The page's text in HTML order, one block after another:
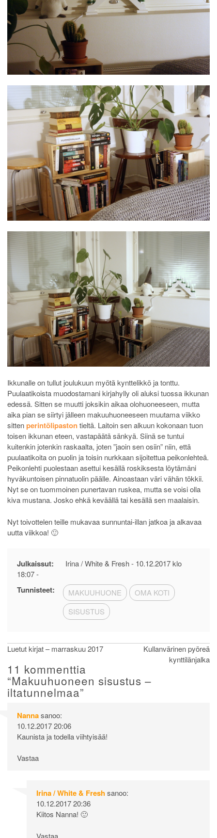
Ikkunalle on tullut joulukuun myötä kynttelikkö ja tonttu.
Puulaatikoista muodostamani kirjahylly oli aluksi tuossa ikkunan
edessä. Sitten se muutti joksikin aikaa olohuoneeseen, mutta
aika pian se siirtyi jälleen makuuhuoneeseen muutama viikko
sittenperintölipastontieltä. Laitoin sen alkuun kokonaan tuon
toisen ikkunan eteen, vastapäätä sänkyä. Siinä se tuntui
kuitenkin jotenkin raskaalta, joten ”jaoin sen osiin” niin, että
puulaatikoita on puolin ja toisin nurkkaan sijoitettua peikonlehteä.
Peikonlehti puolestaan asettui kesällä roskiksesta löytämäni
hyväkuntoisen pinnatuolin päälle. Ainoastaan väri vähän tökkii.
Nyt se on tuommoinen punertavan ruskea, mutta se voisi olla
kiva mustana. Josko ehkä keväällä tai kesällä sen maalaisin.
Nyt toivottelen teille mukavaa sunnuntai-illan jatkoa ja alkavaa
uutta viikkoa! 🙂
Julkaissut: Irina / White & Fresh - 10.12.2017 klo
18:07-
Tunnisteet: MAKUUHUONE
OMA KOTI
SISUSTUS
Artikkelien
selaus
Luetut kirjat – marraskuu 2017
Kullanvärinen pyöreä
kynttilänjalka
11 kommenttia
“Makuuhuoneen sisustus –
iltatunnelmaa”
Nannasanoo:
10.12.2017 20:06
Kaunista ja todella viihtyisää!
Vastaa
Irina / White & Freshsanoo:
10.12.2017 20:36
Kiitos Nanna! 🙂
Vastaa